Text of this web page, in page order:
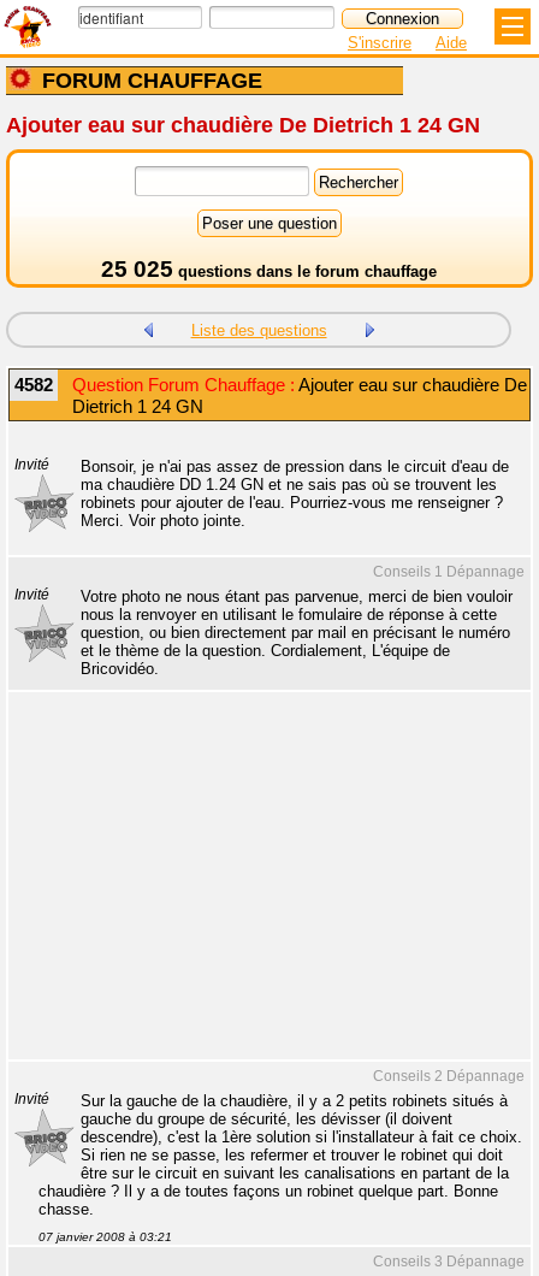
FORUM CHAUFFAGE
S'inscrire Aide
Ajouter eau sur chaudière De Dietrich 1 24 GN
25 025 questions dans le forum chauffage
Liste des questions
4582 Question Forum Chauffage : Ajouter eau sur chaudière De
Dietrich 1 24 GN
Invité
Bonsoir, je n'ai pas assez de pression dans le circuit d'eau de
ma chaudière DD 1.24 GN et ne sais pas où se trouvent les
robinets pour ajouter de l'eau. Pourriez-vous me renseigner ?
Merci. Voir photo jointe.
Conseils 1 Dépannage
Invité
Votre photo ne nous étant pas parvenue, merci de bien vouloir
nous la renvoyer en utilisant le fomulaire de réponse à cette
question, ou bien directement par mail en précisant le numéro
et le thème de la question. Cordialement, L'équipe de
Bricovidéo.
Conseils 2 Dépannage
Invité
Sur la gauche de la chaudière, il y a 2 petits robinets situés à
gauche du groupe de sécurité, les dévisser (il doivent
descendre), c'est la 1ère solution si l'installateur à fait ce choix.
Si rien ne se passe, les refermer et trouver le robinet qui doit
être sur le circuit en suivant les canalisations en partant de la
chaudière ? Il y a de toutes façons un robinet quelque part. Bonne
chasse.
07 janvier 2008 à 03:21
Conseils 3 Dépannage